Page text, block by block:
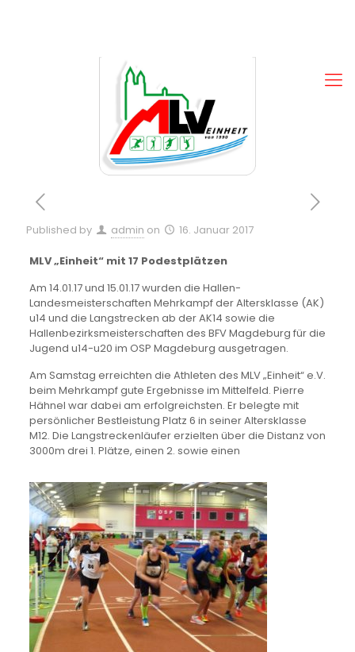
Published by admin on 16. Januar 2017
MLV „Einheit“ mit 17 Podestplätzen
Am 14.01.17 und 15.01.17 wurden die Hallen-
Landesmeisterschaften Mehrkampf der Altersklasse (AK)
u14 und die Langstrecken ab der AK14 sowie die
Hallenbezirksmeisterschaften des BFV Magdeburg für die
Jugend u14-u20 im OSP Magdeburg ausgetragen.
Am Samstag erreichten die Athleten des MLV „Einheit“ e.V.
beim Mehrkampf gute Ergebnisse im Mittelfeld. Pierre
Hähnel war dabei am erfolgreichsten. Er belegte mit
persönlicher Bestleistung Platz 6 in seiner Altersklasse
M12. Die Langstreckenläufer erzielten über die Distanz von
3000m drei 1. Plätze, einen 2. sowie einen